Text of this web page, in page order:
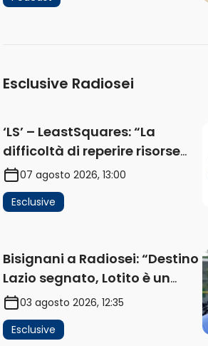
Esclusive Radiosei
‘LS’ – LeastSquares: “La
difficoltà di reperire risorse
impatta sul mercato. Senza
investimenti non arrivano i
ricavi” (AUDIO)
07 agosto 2026, 13:00
Esclusive
Bisignani a Radiosei: “Destino
Lazio segnato, Lotito è un
problema, la chiave sono
Flaminio e politica. La
protesta e gli interessi dei
03 agosto 2026, 12:35
Esclusive